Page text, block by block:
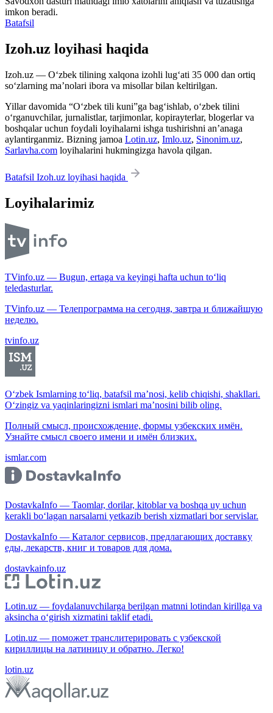
imkon beradi.
Batafsil
Izoh.uz loyihasi haqida
Izoh.uz — O‘zbek tilining xalqona izohli lug‘ati 35 000 dan ortiq
so‘zlarning ma’nolari ibora va misollar bilan keltirilgan.
Yillar davomida “O‘zbek tili kuni”ga bag‘ishlab, o‘zbek tilini
o‘rganuvchilar, jurnalistlar, tarjimonlar, kopirayterlar, blogerlar va
boshqalar uchun foydali loyihalarni ishga tushirishni an’anaga
aylantirganmiz. Bizning jamoa Lotin.uz, Imlo.uz, Sinonim.uz,
Sarlavha.com loyihalarini hukmingizga havola qilgan.
Batafsil Izoh.uz loyihasi haqida
Loyihalarimiz
TVinfo.uz — Bugun, ertaga va keyingi hafta uchun to‘liq
teledasturlar.
TVinfo.uz — Телепрограмма на сегодня, завтра и ближайшую
неделю.
tvinfo.uz
O‘zbek Ismlarning to‘liq, batafsil ma’nosi, kelib chiqishi, shakllari.
O‘zingiz va yaqinlaringizni ismlari ma’nosini bilib oling.
Полный смысл, происхождение, формы узбекских имён.
Узнайте смысл своего имени и имён близких.
ismlar.com
DostavkaInfo — Taomlar, dorilar, kitoblar va boshqa uy uchun
kerakli bo‘lagan narsalarni yetkazib berish xizmatlari bor servislar.
DostavkaInfo — Каталог сервисов, предлагающих доставку
еды, лекарств, книг и товаров для дома.
dostavkainfo.uz
Lotin.uz — foydalanuvchilarga berilgan matnni lotindan kirillga va
aksincha o‘girish xizmatini taklif etadi.
Lotin.uz — поможет транслитерировать с узбекской
кириллицы на латиницу и обратно. Легко!
lotin.uz